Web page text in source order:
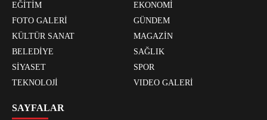
EĞİTİM
EKONOMİ
FOTO GALERİ
GÜNDEM
KÜLTÜR SANAT
MAGAZİN
BELEDİYE
SAĞLIK
SİYASET
SPOR
TEKNOLOJİ
VIDEO GALERİ
SAYFALAR